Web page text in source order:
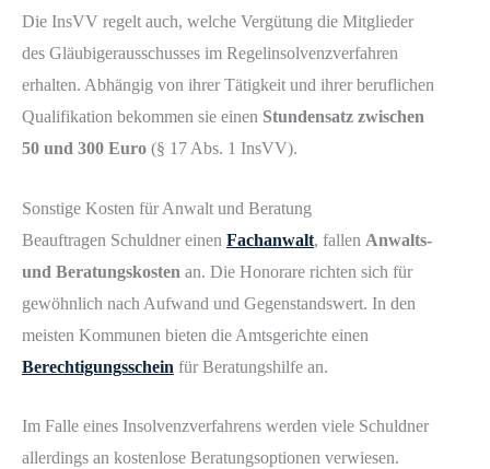
Die InsVV regelt auch, welche Vergütung die Mitglieder
des Gläubigerausschusses im Regelinsolvenzverfahren
erhalten. Abhängig von ihrer Tätigkeit und ihrer beruflichen
Qualifikation bekommen sie einen Stundensatz zwischen
50 und 300 Euro (§ 17 Abs. 1 InsVV).
Sonstige Kosten für Anwalt und Beratung
Beauftragen Schuldner einen Fachanwalt, fallen Anwalts-
und Beratungskosten an. Die Honorare richten sich für
gewöhnlich nach Aufwand und Gegenstandswert. In den
meisten Kommunen bieten die Amtsgerichte einen
Berechtigungsschein für Beratungshilfe an.
Im Falle eines Insolvenzverfahrens werden viele Schuldner
allerdings an kostenlose Beratungsoptionen verwiesen.